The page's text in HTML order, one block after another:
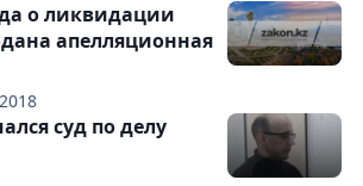
о ликвидации
апелляционная
суд по делу